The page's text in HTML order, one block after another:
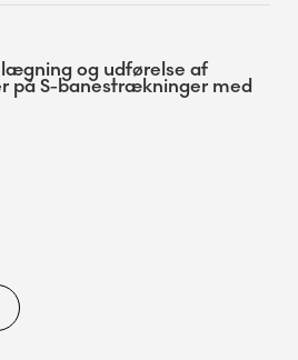
og udførelse af
på S-banestrækninger med